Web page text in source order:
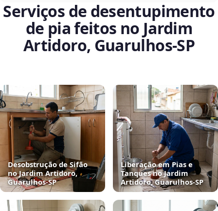
Serviços de desentupimento
de pia feitos no Jardim
Artidoro, Guarulhos‑SP
Desobstrução de Sifão
no Jardim Artidoro,
Guarulhos‑SP
Liberação em Pias e
Tanques no Jardim
Artidoro, Guarulhos‑SP